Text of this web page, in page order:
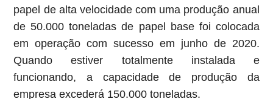
papel de alta velocidade com uma produção anual
de 50.000 toneladas de papel base foi colocada
em operação com sucesso em junho de 2020.
Quando estiver totalmente instalada e
funcionando, a capacidade de produção da
empresa excederá 150.000 toneladas.